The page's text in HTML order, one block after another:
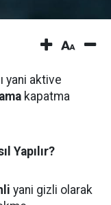
yani aktive
kapatma
Yapılır?
yani gizli olarak